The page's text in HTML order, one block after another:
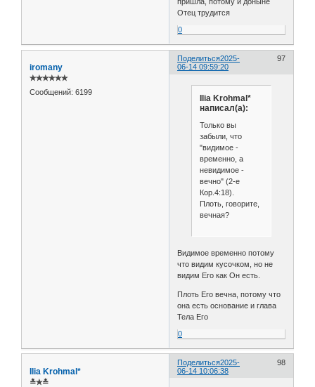
Отец трудится
0
Поделиться 97
2025-
06-14 09:59:20
iromany
✯✯✯✯✯✯
Сообщений: 6199
Ilia Krohmal*
написал(а):
Только вы
забыли, что
"видимое -
временно, а
невидимое -
вечно" (2-е
Кор.4:18).
Плоть, говорите,
вечная?
Видимое временно потому
что видим кусочком, но не
видим Его как Он есть.
Плоть Его вечна, потому что
она есть основание и глава
Тела Его
0
Поделиться 98
2025-
06-14 10:06:38
Ilia Krohmal*
≛✯≛